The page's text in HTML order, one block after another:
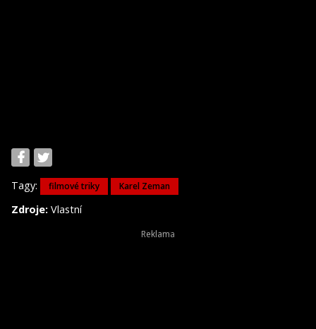
Tagy: filmové triky Karel Zeman
Zdroje: Vlastní